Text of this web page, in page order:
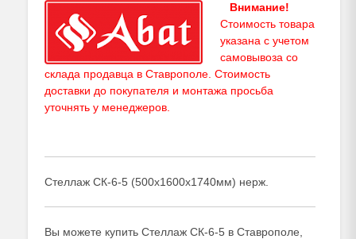
Внимание!
Стоимость товара
указана с учетом
самовывоза со
склада продавца в Ставрополе. Стоимость
доставки до покупателя и монтажа просьба
уточнять у менеджеров
Стеллаж СК-6-5 (500х1600х1740мм) нерж.
Вы можете купить Стеллаж СК-6-5 в Ставрополе,